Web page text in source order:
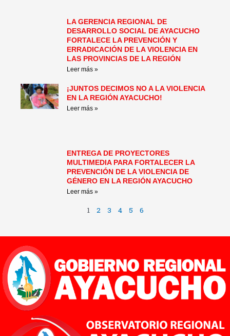
LA GERENCIA REGIONAL DE
DESARROLLO SOCIAL DE AYACUCHO
FORTALECE LA PREVENCIÓN Y
ERRADICACIÓN DE LA VIOLENCIA EN
LAS PROVINCIAS DE LA REGIÓN
Leer más »
¡JUNTOS DECIMOS NO A LA VIOLENCIA
EN LA REGIÓN AYACUCHO!
Leer más »
ENTREGA DE PROYECTORES
MULTIMEDIA PARA FORTALECER LA
PREVENCIÓN DE LA VIOLENCIA DE
GÉNERO EN LA REGIÓN AYACUCHO
Leer más »
1 2 3 4 5 6